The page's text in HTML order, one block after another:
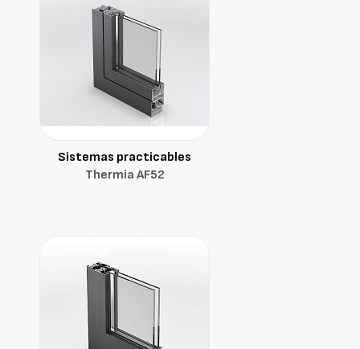
Sistemas practicables
Thermia AF52